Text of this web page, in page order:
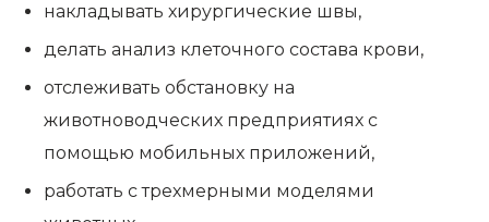
накладывать хирургические швы,
делать анализ клеточного состава крови,
отслеживать обстановку на
животноводческих предприятиях с
помощью мобильных приложений,
работать с трехмерными моделями